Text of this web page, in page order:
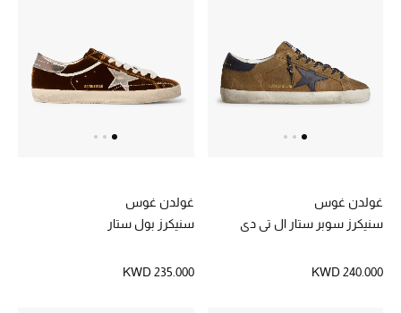
غولدن غوس
سنيكرز سوبر ستار ال تي دي
KWD 240.000
غولدن غوس
سنيكرز بول ستار
KWD 235.000